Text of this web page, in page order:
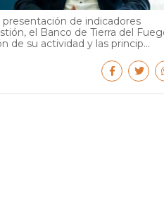
presentación de indicadores
el Banco de Tierra del
de su actividad y las princip...